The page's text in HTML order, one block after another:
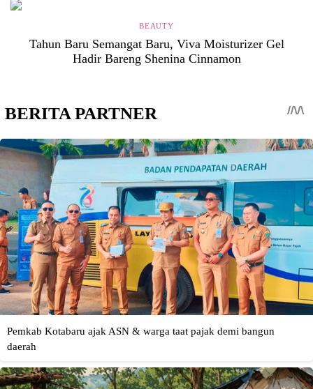
BEAUTY
Tahun Baru Semangat Baru, Viva Moisturizer Gel
Hadir Bareng Shenina Cinnamon